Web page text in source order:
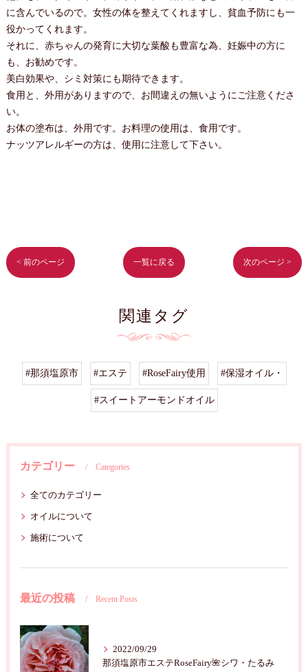
に含んでいるので。女性の体を整えてくれますし、貧血予防にも一
役かってくれます。
それに、赤ちゃんの発育に大切な葉酸も豊富な為、妊娠中の方に
も、お勧めです。
美白効果や、シミ対策にも期待できます。
食用と、外用がありますので、お間違えの無いようにご注意くださ
い。
お体の塗布は、外用です。お料理の使用は、食用です。
ナッツアレルギーの方は、使用に注意して下さい。
< 前のページ 一覧に戻る 次のページ >
関連タグ
#那須塩原市 #エステ #RoseFairy使用 #保湿オイル・
#スイートアーモンドオイル
カテゴリー Categories
全てのカテゴリー
オイルについて
施術について
最近の投稿 Recent Posts
2022/09/29
那須塩原市エステRoseFairy🌺シワ・たるみ